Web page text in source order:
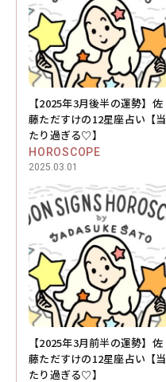
【2025年3月後半の運勢】佐
藤ただすけの12星座占い【当
たり過ぎる♡】
HOROSCOPE
2025.03.01
【2025年3月前半の運勢】佐
藤ただすけの12星座占い【当
たり過ぎる♡】